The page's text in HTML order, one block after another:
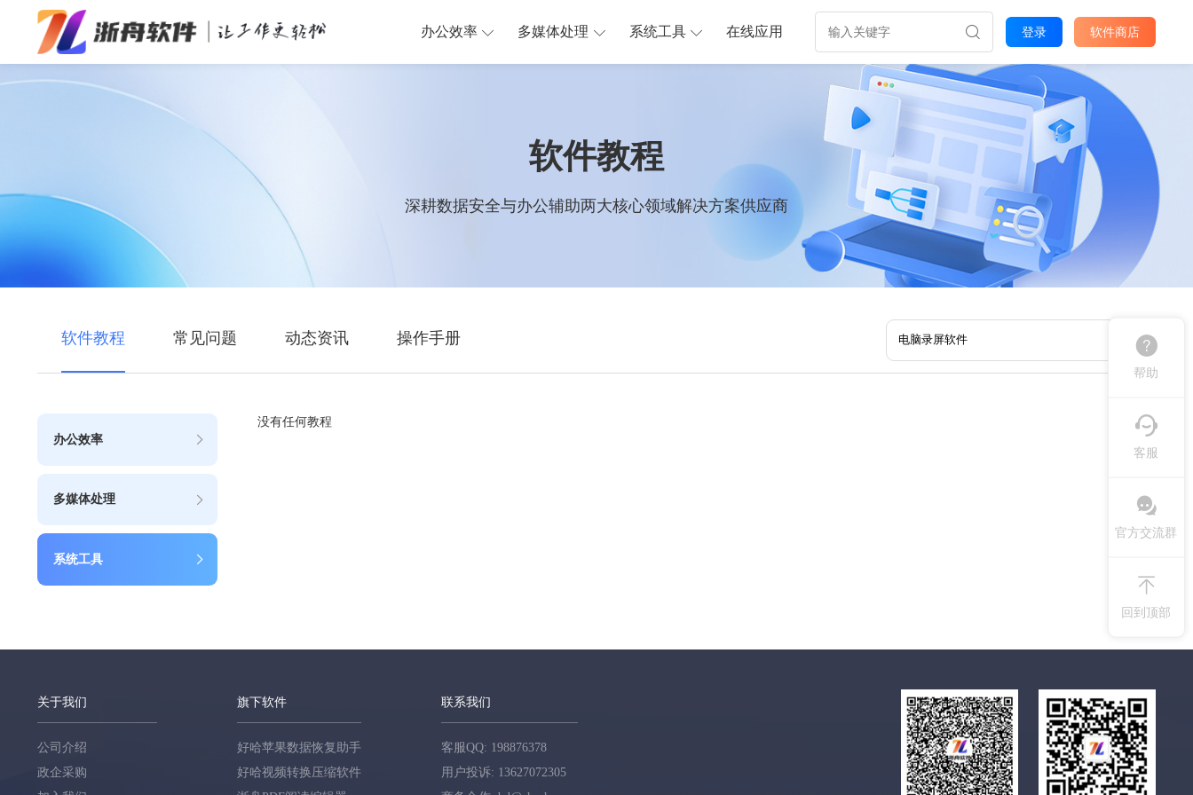
办公效率
办公效率 多媒体处理 系统工具 在线应用 登录 软件商店
软件教程
深耕数据安全与办公辅助两大核心领域解决方案供应商
软件教程 常见问题 动态资讯 操作手册
办公效率
多媒体处理
系统工具
没有任何教程
关于我们
公司介绍
政企采购
旗下软件
好哈苹果数据恢复助手
好哈视频转换压缩软件
联系我们
客服QQ: 198876378
用户投诉: 13627072305
帮助
客服
官方交流群
回到顶部